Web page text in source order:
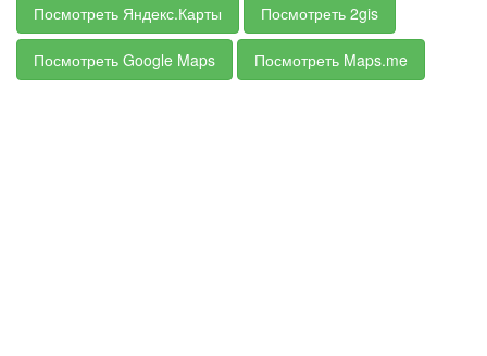
Посмотреть Яндекс.Карты Посмотреть 2gis
Посмотреть Google Maps Посмотреть Maps.me